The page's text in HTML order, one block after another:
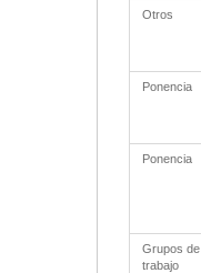
Otros
Ponencia
Ponencia
Grupos de
trabajo